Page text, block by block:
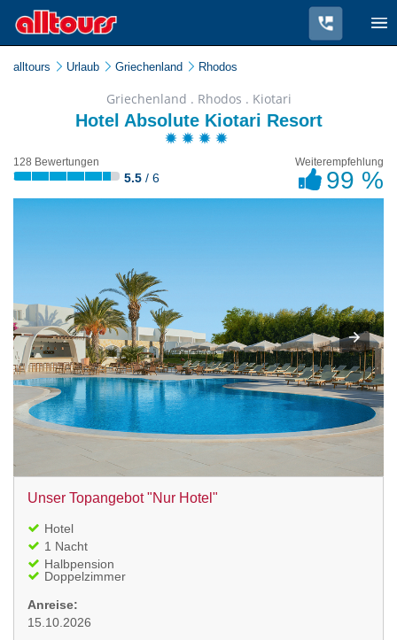
alltours Urlaub Griechenland Rhodos
Griechenland . Rhodos . Kiotari
Hotel Absolute Kiotari Resort
128 Bewertungen
5.5 / 6
Weiterempfehlung
99 %
Unser Topangebot "Nur Hotel"
Hotel
1 Nacht
Halbpension
Doppelzimmer
Anreise:
15.10.2026